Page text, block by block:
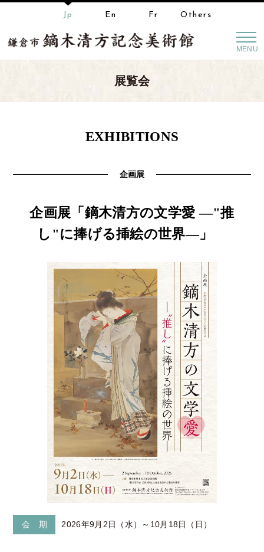
Jp En Fr Others
MENU
展覧会
EXHIBITIONS
企画展
企画展「鏑木清方の文学愛 ―"推
し"に捧げる挿絵の世界―」
会 期 2026年9月2日（水）～10月18日（日）